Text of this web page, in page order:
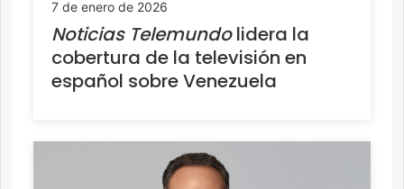
7 de enero de 2026
Noticias Telemundolidera la
cobertura de la televisión en
español sobre Venezuela